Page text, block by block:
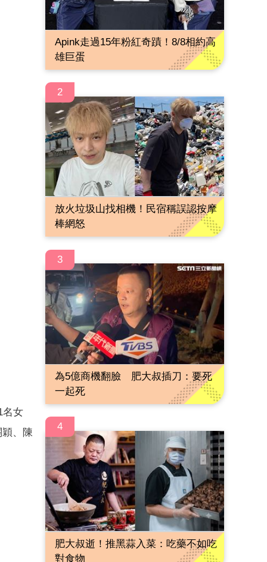
名女
、陳
Apink走過15年粉紅奇蹟！8/8相約高
雄巨蛋
2
放火垃圾山找相機！民宿稱誤認按摩
棒網怒
3
為5億商機翻臉 肥大叔插刀：要死
一起死
4
肥大叔逝！推黑蒜入菜：吃藥不如吃
對食物